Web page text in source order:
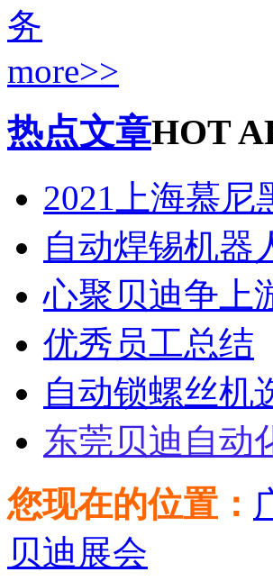
more>>
热点文章HOT
2021上海慕
自动焊锡机
心聚贝迪争上
优秀员工总结
自动锁螺丝机
东莞贝迪自
您现在的位置：
贝迪展会